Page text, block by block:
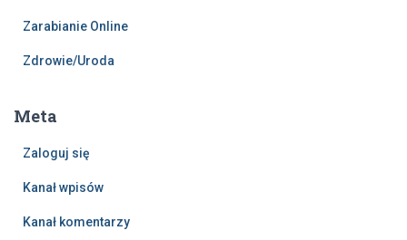
Zarabianie Online
Zdrowie/Uroda
Meta
Zaloguj się
Kanał wpisów
Kanał komentarzy